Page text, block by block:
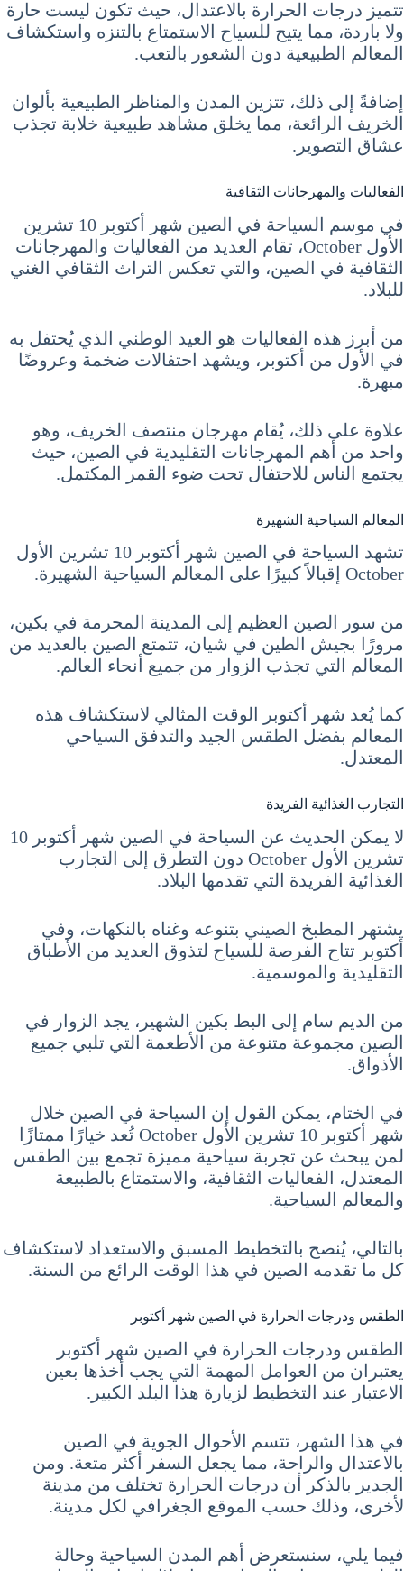
تتميز درجات الحرارة بالاعتدال، حيث تكون ليست حارة
ولا باردة، مما يتيح للسياح الاستمتاع بالتنزه واستكشاف
المعالم الطبيعية دون الشعور بالتعب.
إضافةً إلى ذلك، تتزين المدن والمناظر الطبيعية بألوان
الخريف الرائعة، مما يخلق مشاهد طبيعية خلابة تجذب
عشاق التصوير.
الفعاليات والمهرجانات الثقافية
في موسم السياحة في الصين شهر أكتوبر 10 تشرين
الأول October، تقام العديد من الفعاليات والمهرجانات
الثقافية في الصين، والتي تعكس التراث الثقافي الغني
للبلاد.
من أبرز هذه الفعاليات هو العيد الوطني الذي يُحتفل به
في الأول من أكتوبر، ويشهد احتفالات ضخمة وعروضًا
مبهرة.
علاوة على ذلك، يُقام مهرجان منتصف الخريف، وهو
واحد من أهم المهرجانات التقليدية في الصين، حيث
يجتمع الناس للاحتفال تحت ضوء القمر المكتمل.
المعالم السياحية الشهيرة
تشهد السياحة في الصين شهر أكتوبر 10 تشرين الأول
October إقبالاً كبيرًا على المعالم السياحية الشهيرة.
من سور الصين العظيم إلى المدينة المحرمة في بكين،
مرورًا بجيش الطين في شيان، تتمتع الصين بالعديد من
المعالم التي تجذب الزوار من جميع أنحاء العالم.
كما يُعد شهر أكتوبر الوقت المثالي لاستكشاف هذه
المعالم بفضل الطقس الجيد والتدفق السياحي
المعتدل.
التجارب الغذائية الفريدة
لا يمكن الحديث عن السياحة في الصين شهر أكتوبر 10
تشرين الأول October دون التطرق إلى التجارب
الغذائية الفريدة التي تقدمها البلاد.
يشتهر المطبخ الصيني بتنوعه وغناه بالنكهات، وفي
أكتوبر تتاح الفرصة للسياح لتذوق العديد من الأطباق
التقليدية والموسمية.
من الديم سام إلى البط بكين الشهير، يجد الزوار في
الصين مجموعة متنوعة من الأطعمة التي تلبي جميع
الأذواق.
في الختام، يمكن القول إن السياحة في الصين خلال
شهر أكتوبر 10 تشرين الأول October تُعد خيارًا ممتازًا
لمن يبحث عن تجربة سياحية مميزة تجمع بين الطقس
المعتدل، الفعاليات الثقافية، والاستمتاع بالطبيعة
والمعالم السياحية.
بالتالي، يُنصح بالتخطيط المسبق والاستعداد لاستكشاف
كل ما تقدمه الصين في هذا الوقت الرائع من السنة.
الطقس ودرجات الحرارة في الصين شهر أكتوبر
الطقس ودرجات الحرارة في الصين شهر أكتوبر
يعتبران من العوامل المهمة التي يجب أخذها بعين
الاعتبار عند التخطيط لزيارة هذا البلد الكبير.
في هذا الشهر، تتسم الأحوال الجوية في الصين
بالاعتدال والراحة، مما يجعل السفر أكثر متعة. ومن
الجدير بالذكر أن درجات الحرارة تختلف من مدينة
لأخرى، وذلك حسب الموقع الجغرافي لكل مدينة.
فيما يلي، سنستعرض أهم المدن السياحية وحالة